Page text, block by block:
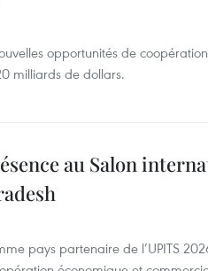
opportunités de
milliards de dollars.
au Salon
pays partenaire de l’UPITS